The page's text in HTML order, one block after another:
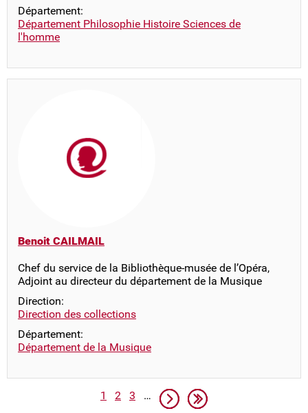
Département:
Département Philosophie Histoire Sciences de
l'homme
Benoit CAILMAIL
Chef du service de la Bibliothèque-musée de l’Opéra,
Adjoint au directeur du département de la Musique
Direction:
Direction des collections
Département:
Département de la Musique
Pagination
Page
1 Page
2 Page
3 … Page suivante
Dernière page